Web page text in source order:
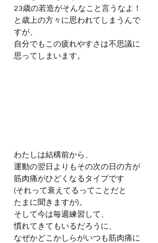
23歳の若造がそんなこと言うなよ！
と歳上の方々に思われてしまうんで
すが、
自分でもこの疲れやすさは不思議に
思ってしまいます。
わたしは結構前から、
運動の翌日よりもその次の日の方が
筋肉痛がひどくなるタイプです
(それって衰えてるってことだと
たまに聞きますが)。
そして今は毎週練習して、
慣れてきてもいるだろうに、
なぜかどこかしらがいつも筋肉痛に